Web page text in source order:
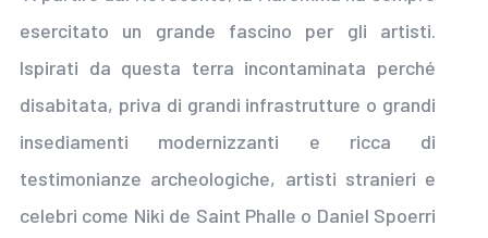
esercitato un grande fascino per gli artisti.
Ispirati da questa terra incontaminata perché
disabitata, priva di grandi infrastrutture o grandi
insediamenti modernizzanti e ricca di
testimonianze archeologiche, artisti stranieri e
celebri come Niki de Saint Phalle o Daniel Spoerri